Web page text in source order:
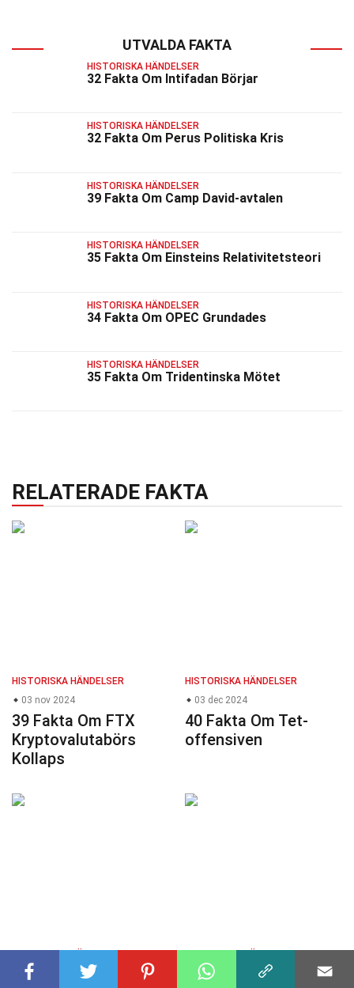
UTVALDA FAKTA
HISTORISKA HÄNDELSER
32 Fakta Om Intifadan Börjar
HISTORISKA HÄNDELSER
32 Fakta Om Perus Politiska Kris
HISTORISKA HÄNDELSER
39 Fakta Om Camp David-avtalen
HISTORISKA HÄNDELSER
35 Fakta Om Einsteins Relativitetsteori
HISTORISKA HÄNDELSER
34 Fakta Om OPEC Grundades
HISTORISKA HÄNDELSER
35 Fakta Om Tridentinska Mötet
RELATERADE FAKTA
HISTORISKA HÄNDELSER
03 nov 2024
39 Fakta Om FTX
Kryptovalutabörs
Kollaps
HISTORISKA HÄNDELSER
03 dec 2024
40 Fakta Om Tet-
offensiven
12 dec 2024
05 nov 2024